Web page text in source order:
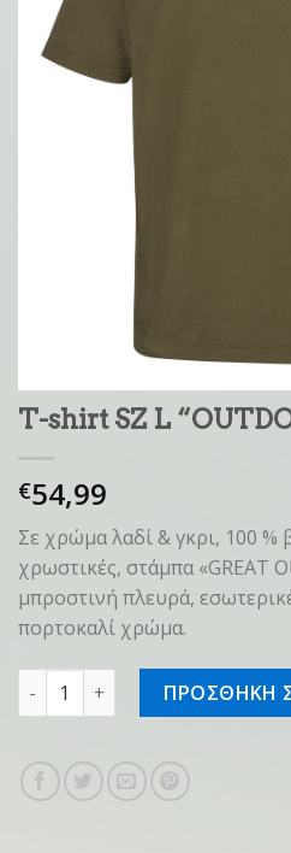
T-shirt SZ L
€54,99
Σε χρώμα λαδί & γκρι, 100 %
χρωστικές, στάμπα «GREAT
μπροστινή πλευρά,
πορτοκαλί χρώμα.
T-shirt SZ L "OUTDOORS"
ΠΡΟΣΘΗΚΗ